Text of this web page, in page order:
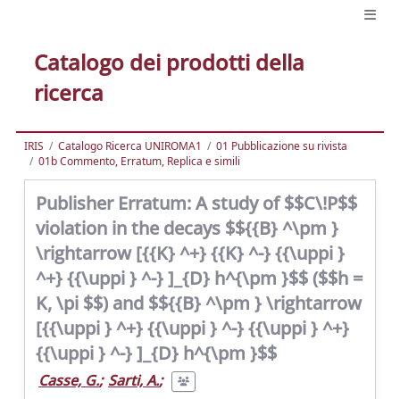
Catalogo dei prodotti della
ricerca
IRIS Catalogo Ricerca UNIROMA1
01 Pubblicazione su rivista
01b Commento, Erratum, Replica e simili
Publisher Erratum: A study of $$C\!P$$
violation in the decays $${{B} ^\pm }
\rightarrow [{{K} ^+} {{K} ^-} {{\uppi }
^+} {{\uppi } ^-} ]_{D} h^{\pm }$$ ($$h =
K, \pi $$) and $${{B} ^\pm } \rightarrow
[{{\uppi } ^+} {{\uppi } ^-} {{\uppi } ^+}
{{\uppi } ^-} ]_{D} h^{\pm }$$
Casse, G.; Sarti, A.;